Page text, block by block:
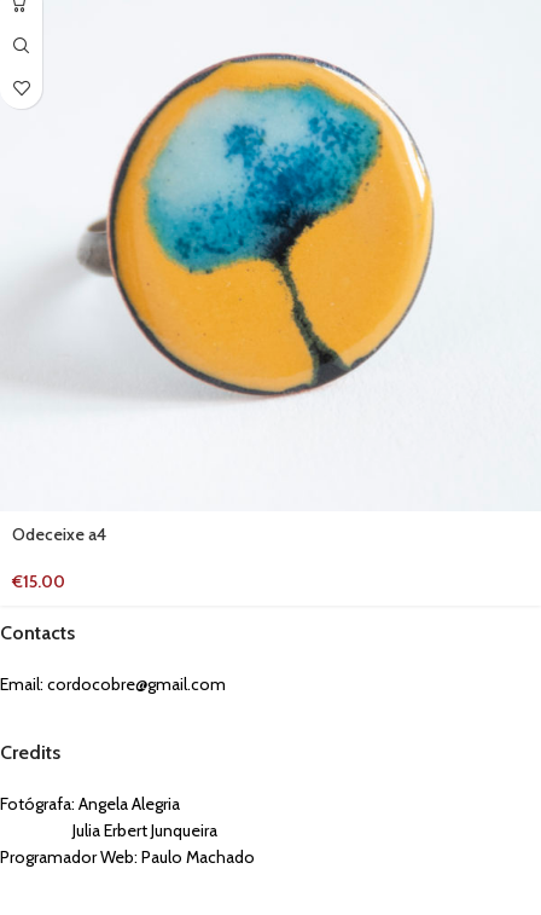
Odeceixe a4
€15.00
Contacts
Email: cordocobre@gmail.com
Credits
Fotógrafa: Angela Alegria
Julia Erbert Junqueira
Programador Web: Paulo Machado